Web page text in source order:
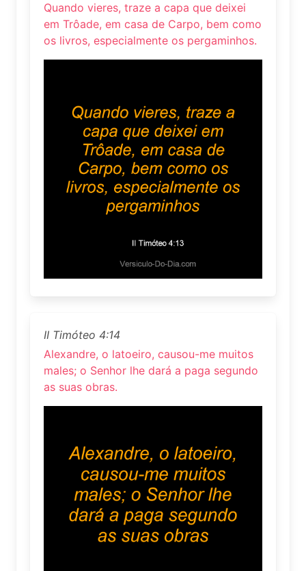
Quando vieres, traze a capa que deixei
em Trôade, em casa de Carpo, bem como
os livros, especialmente os pergaminhos.
II Timóteo 4:14
Alexandre, o latoeiro, causou-me muitos
males; o Senhor lhe dará a paga segundo
as suas obras.